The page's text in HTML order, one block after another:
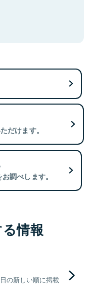
だけます。
調べします。
情報
の新しい順に掲載